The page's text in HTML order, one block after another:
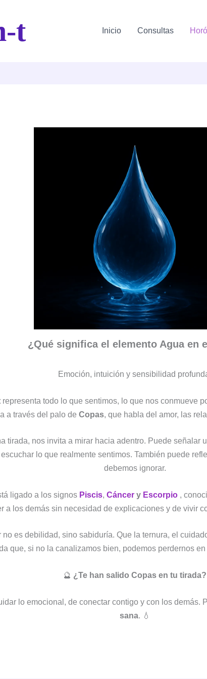
t Inicio Consultas
¿Qué significa el elemento Agua en
Emoción, intuición y sensibilidad
representa todo lo que sentimos, lo que nos conmueve
a través del palo de Copas, que habla del amor, las
tirada, nos invita a mirar hacia adentro. Puede señalar
lo que realmente sentimos. También puede
debemos ignorar.
ligado a los signos Piscis, Cáncer y Escorpio ,
a los demás sin necesidad de explicaciones y de vivir
no es debilidad, sino sabiduría. Que la ternura, el
que, si no la canalizamos bien, podemos perdernos
🔮 ¿Te han salido Copas en tu tirada?
lo emocional, de conectar contigo y con los demás.
sana. 💧